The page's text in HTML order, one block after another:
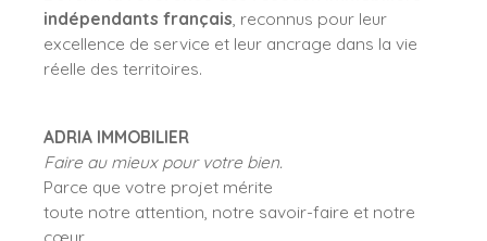
indépendants français, reconnus pour leur
excellence de service et leur ancrage dans la vie
réelle des territoires.
ADRIA IMMOBILIER
Faire au mieux pour votre bien.
Parce que votre projet mérite
toute notre attention, notre savoir-faire et notre
cœur